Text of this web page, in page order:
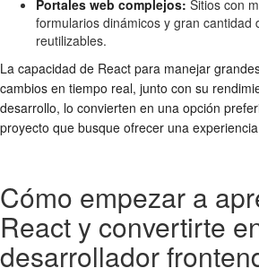
Portales web complejos: Sitios con
formularios dinámicos y gran cantidad
reutilizables.
La capacidad de React para manejar
cambios en tiempo real, junto con su
desarrollo, lo convierten en una opción
proyecto que busque ofrecer una
Cómo empezar a
React y convertirte
desarrollador